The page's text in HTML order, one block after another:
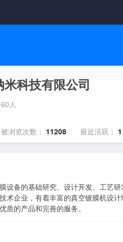
科技有限公司
人
被浏览次数： 11208 最近活跃：
设备的基础研究、设计开发、工艺
术企业，有着丰富的真空镀膜机设
质的产品和完善的服务。